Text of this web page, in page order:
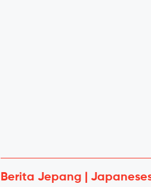
Berita Jepang |